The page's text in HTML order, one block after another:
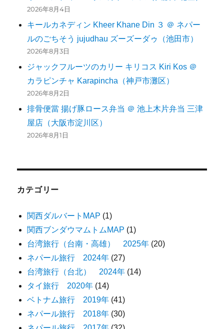
2026年8月4日
キールカネディン Kheer Khane Din ３ ＠ ネパー
ルのごちそう jujudhau ズーズーダゥ（池田市）
2026年8月3日
ジャックフルーツのカリー キリコス Kiri Kos ＠
カラピンチャ Karapincha（神戸市灘区）
2026年8月2日
排骨便當 揚げ豚ロース弁当 ＠ 池上木片弁当 三津
屋店（大阪市淀川区）
2026年8月1日
カテゴリー
関西ダルバートMAP (1)
関西ブンダウマムトムMAP (1)
台湾旅行（台南・高雄） 2025年 (20)
ネパール旅行 2024年 (27)
台湾旅行（台北） 2024年 (14)
タイ旅行 2020年 (14)
ベトナム旅行 2019年 (41)
ネパール旅行 2018年 (30)